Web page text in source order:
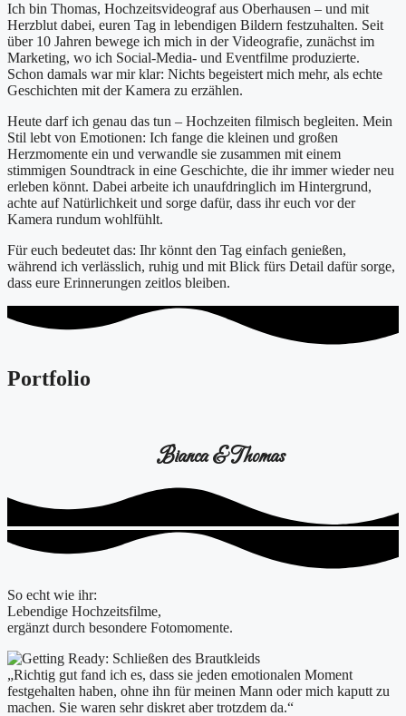
Ich bin Thomas, Hochzeitsvideograf aus Oberhausen – und mit
Herzblut dabei, euren Tag in lebendigen Bildern festzuhalten. Seit
über 10 Jahren bewege ich mich in der Videografie, zunächst im
Marketing, wo ich Social-Media- und Eventfilme produzierte.
Schon damals war mir klar: Nichts begeistert mich mehr, als echte
Geschichten mit der Kamera zu erzählen.
Heute darf ich genau das tun – Hochzeiten filmisch begleiten. Mein
Stil lebt von Emotionen: Ich fange die kleinen und großen
Herzmomente ein und verwandle sie zusammen mit einem
stimmigen Soundtrack in eine Geschichte, die ihr immer wieder neu
erleben könnt. Dabei arbeite ich unaufdringlich im Hintergrund,
achte auf Natürlichkeit und sorge dafür, dass ihr euch vor der
Kamera rundum wohlfühlt.
Für euch bedeutet das: Ihr könnt den Tag einfach genießen,
während ich verlässlich, ruhig und mit Blick fürs Detail dafür sorge,
dass eure Erinnerungen zeitlos bleiben.
Portfolio
Bianca & Thomas
So echt wie ihr:
Lebendige Hochzeitsfilme,
ergänzt durch besondere Fotomomente.
„Richtig gut fand ich es, dass sie jeden emotionalen Moment
festgehalten haben, ohne ihn für meinen Mann oder mich kaputt zu
machen. Sie waren sehr diskret aber trotzdem da.“